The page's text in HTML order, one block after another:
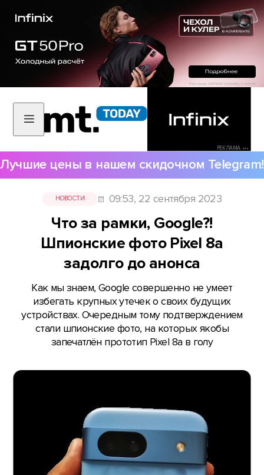
РЕКЛАМА •••
Лучшие цены в нашем скидочном Telegram!
НОВОСТИ 09:53, 22 сентября 2023
Что за рамки, Google?!
Шпионские фото Pixel 8a
задолго до анонса
Как мы знаем, Google совершенно не умеет
избегать крупных утечек о своих будущих
устройствах. Очередным тому подтверждением
стали шпионские фото, на которых якобы
запечатлён прототип Pixel 8a в голу